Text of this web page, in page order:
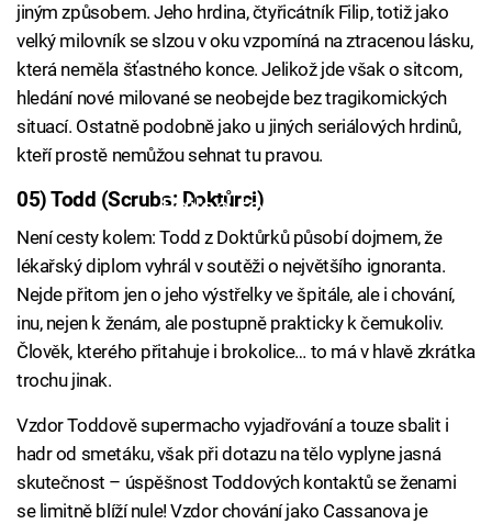
jiným způsobem. Jeho hrdina, čtyřicátník Filip, totiž jako
velký milovník se slzou v oku vzpomíná na ztracenou lásku,
která neměla šťastného konce. Jelikož jde však o sitcom,
hledání nové milované se neobejde bez tragikomických
situací. Ostatně podobně jako u jiných seriálových hrdinů,
kteří prostě nemůžou sehnat tu pravou.
Failed to fetch
05) Todd (Scrubs: Doktůrci)
Není cesty kolem: Todd z Doktůrků působí dojmem, že
lékařský diplom vyhrál v soutěži o největšího ignoranta.
Nejde přitom jen o jeho výstřelky ve špitále, ale i chování,
inu, nejen k ženám, ale postupně prakticky k čemukoliv.
Člověk, kterého přitahuje i brokolice… to má v hlavě zkrátka
trochu jinak.
Vzdor Toddově supermacho vyjadřování a touze sbalit i
hadr od smetáku, však při dotazu na tělo vyplyne jasná
skutečnost – úspěšnost Toddových kontaktů se ženami
se limitně blíží nule! Vzdor chování jako Cassanova je